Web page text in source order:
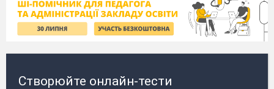
Створюйте онлайн-тести